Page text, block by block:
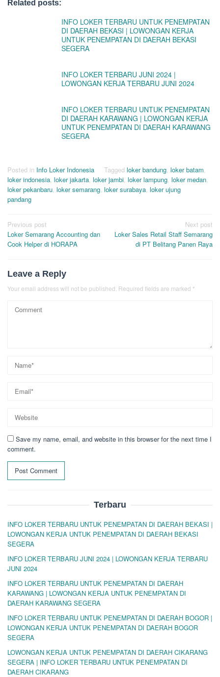
Related posts:
INFO LOKER TERBARU UNTUK PENEMPATAN
DI DAERAH BEKASI | LOWONGAN KERJA
UNTUK PENEMPATAN DI DAERAH BEKASI
SEGERA
INFO LOKER TERBARU JUNI 2024 |
LOWONGAN KERJA TERBARU JUNI 2024
INFO LOKER TERBARU UNTUK PENEMPATAN
DI DAERAH KARAWANG | LOWONGAN KERJA
UNTUK PENEMPATAN DI DAERAH KARAWANG
SEGERA
Posted in Info Loker Indonesia Tagged loker bandung, loker batam,
loker indonesia, loker jakarta, loker jambi, loker lampung, loker medan,
loker pekanbaru, loker semarang, loker surabaya, loker ujung
pandang
Post
navigation
Previous post
Loker Semarang Accounting dan
Cook Helper di HORAPA
Next post
Loker Sales Retail Staff Semarang
di PT Belitang Panen Raya
Leave a Reply
Your email address will not be published. Required fields are marked *
Save my name, email, and website in this browser for the next time I
comment.
Terbaru
INFO LOKER TERBARU UNTUK PENEMPATAN DI DAERAH BEKASI |
LOWONGAN KERJA UNTUK PENEMPATAN DI DAERAH BEKASI
SEGERA
INFO LOKER TERBARU JUNI 2024 | LOWONGAN KERJA TERBARU
JUNI 2024
INFO LOKER TERBARU UNTUK PENEMPATAN DI DAERAH
KARAWANG | LOWONGAN KERJA UNTUK PENEMPATAN DI
DAERAH KARAWANG SEGERA
INFO LOKER TERBARU UNTUK PENEMPATAN DI DAERAH BOGOR |
LOWONGAN KERJA UNTUK PENEMPATAN DI DAERAH BOGOR
SEGERA
LOWONGAN KERJA UNTUK PENEMPATAN DI DAERAH CIKARANG
SEGERA | INFO LOKER TERBARU UNTUK PENEMPATAN DI
DAERAH CIKARANG